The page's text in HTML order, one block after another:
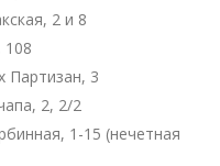
2 и 8
108
Партизан, 3
2, 2/2
1-15 (нечетная